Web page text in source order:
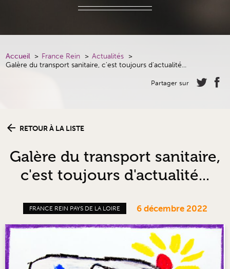
Accueil France Rein
Actualités
Galère du transport sanitaire, c'est toujours d'actualité...
Partager sur
RETOUR À LA LISTE
Galère du transport sanitaire,
c'est toujours d'actualité...
FRANCE REIN PAYS DE LA LOIRE 6 décembre 2022